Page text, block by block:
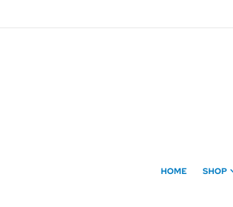
zum
HOME SHOP